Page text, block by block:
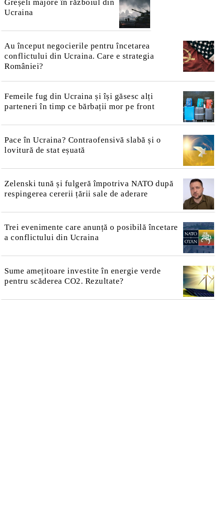
Greșeli majore în războiul din
Ucraina
Au început negocierile pentru încetarea
conflictului din Ucraina. Care e strategia
României?
Femeile fug din Ucraina și își găsesc alți
parteneri în timp ce bărbații mor pe front
Pace în Ucraina? Contraofensivă slabă și o
lovitură de stat eșuată
Zelenski tună și fulgeră împotriva NATO după
respingerea cererii țării sale de aderare
Trei evenimente care anunță o posibilă încetare
a conflictului din Ucraina
Sume amețitoare investite în energie verde
pentru scăderea CO2. Rezultate?